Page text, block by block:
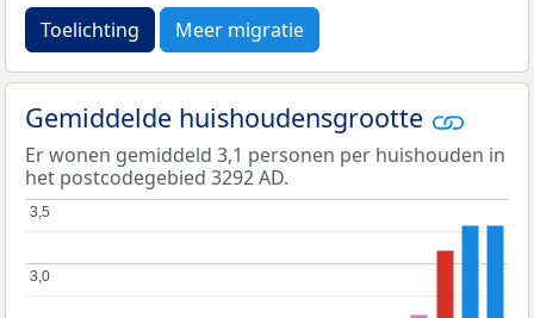
Toelichting Meer migratie
Gemiddelde huishoudensgrootte
Er wonen gemiddeld 3,1 personen per huishouden in
het postcodegebied 3292 AD.
3,0
3,0
3,5
3,5